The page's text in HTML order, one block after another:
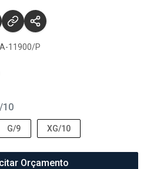
11900/P
10
G/9 XG/10
Orçamento